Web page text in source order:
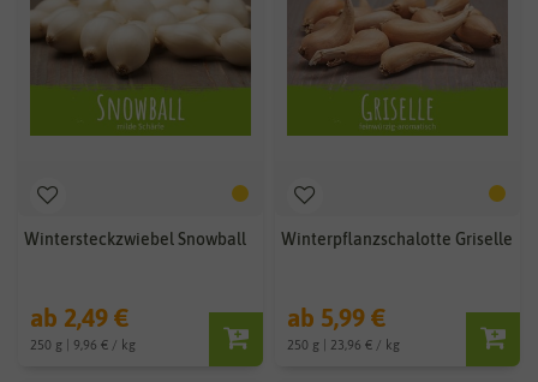
Wintersteckzwiebel Snowball
ab 2,49 €
250 g | 9,96 € / kg
Winterpflanzschalotte Griselle
ab 5,99 €
250 g | 23,96 € / kg